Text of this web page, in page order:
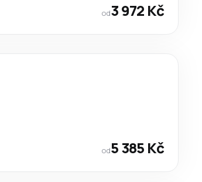
od3 972 Kč
od5 385 Kč